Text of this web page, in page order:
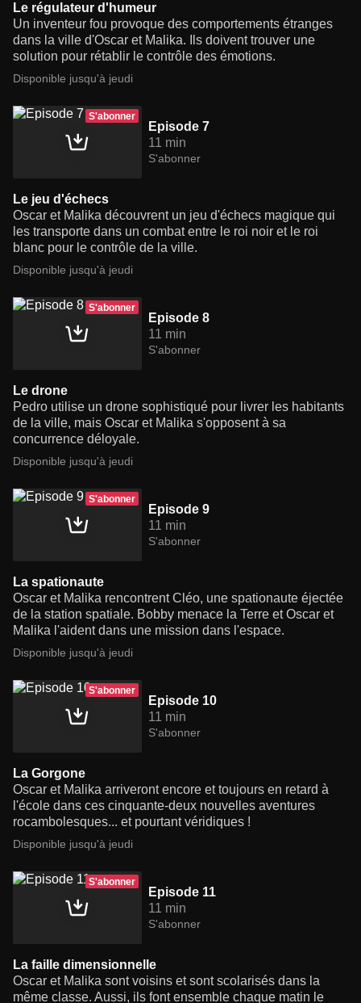
Le régulateur d'humeur
Un inventeur fou provoque des comportements étranges
dans la ville d'Oscar et Malika. Ils doivent trouver une
solution pour rétablir le contrôle des émotions.
Disponible jusqu'à jeudi
S'abonner
Episode 7
11 min
S'abonner
Le jeu d'échecs
Oscar et Malika découvrent un jeu d'échecs magique qui
les transporte dans un combat entre le roi noir et le roi
blanc pour le contrôle de la ville.
Disponible jusqu'à jeudi
S'abonner
Episode 8
11 min
S'abonner
Le drone
Pedro utilise un drone sophistiqué pour livrer les habitants
de la ville, mais Oscar et Malika s'opposent à sa
concurrence déloyale.
Disponible jusqu'à jeudi
S'abonner
Episode 9
11 min
S'abonner
La spationaute
Oscar et Malika rencontrent Cléo, une spationaute éjectée
de la station spatiale. Bobby menace la Terre et Oscar et
Malika l'aident dans une mission dans l'espace.
Disponible jusqu'à jeudi
S'abonner
Episode 10
11 min
S'abonner
La Gorgone
Oscar et Malika arriveront encore et toujours en retard à
l'école dans ces cinquante-deux nouvelles aventures
rocambolesques... et pourtant véridiques !
Disponible jusqu'à jeudi
S'abonner
Episode 11
11 min
S'abonner
La faille dimensionnelle
Oscar et Malika sont voisins et sont scolarisés dans la
même classe. Aussi, ils font ensemble chaque matin le